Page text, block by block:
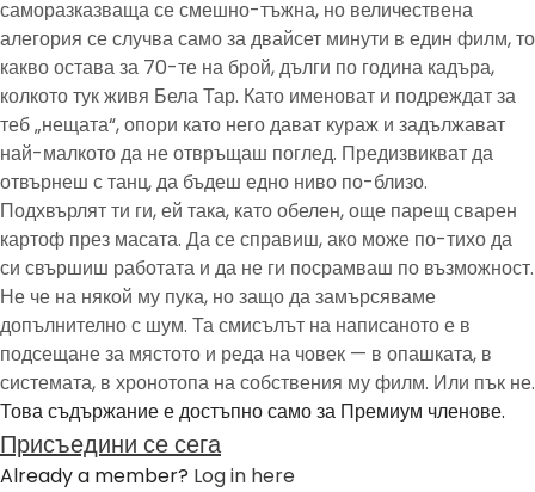
саморазказваща се смешно-тъжна, но величествена
алегория се случва само за двайсет минути в един филм, то
какво остава за 70-те на брой, дълги по година кадъра,
колкото тук живя Бела Тар. Като именоват и подреждат за
теб „нещата“, опори като него дават кураж и задължават
най-малкото да не отвръщаш поглед. Предизвикват да
отвърнеш с танц, да бъдеш едно ниво по-близо.
Подхвърлят ти ги, ей така, като обелен, още парещ сварен
картоф през масата. Да се справиш, ако може по-тихо да
си свършиш работата и да не ги посрамваш по възможност.
Не че на някой му пука, но защо да замърсяваме
допълнително с шум. Та смисълът на написаното е в
подсещане за мястото и реда на човек — в опашката, в
системата, в хронотопа на собствения му филм. Или пък не.
Това съдържание е достъпно само за Премиум членове.
Присъедини се сега
Already a member? Log in here